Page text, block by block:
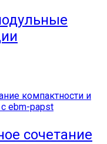
сочетание